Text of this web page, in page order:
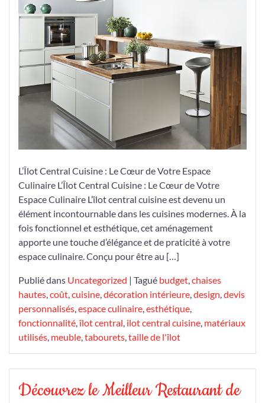
Espace
Culinaire
avec
un
Îlot
Central
Cuisine
Élégant
L’Îlot Central Cuisine : Le Cœur de Votre Espace
Culinaire L’Îlot Central Cuisine : Le Cœur de Votre
Espace Culinaire L’îlot central cuisine est devenu un
élément incontournable dans les cuisines modernes. À la
fois fonctionnel et esthétique, cet aménagement
apporte une touche d’élégance et de praticité à votre
espace culinaire. Conçu pour être au […]
Publié dans Uncategorized | Tagué budget,chaises
hautes,coût,cuisine,décoration intérieure,design,devis
personnalisés,espace culinaire,esthétique,
fonctionnalité,îlot central, ilot central cuisine, matériaux
utilisés, meuble,tabourets,taille de l'îlot
Découvrez le Meilleur Restaurant de